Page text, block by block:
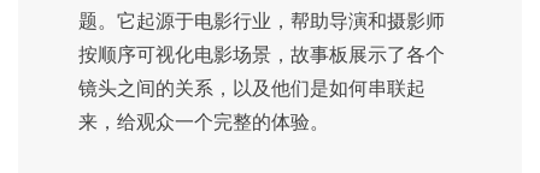
题。它起源于电影行业，帮助导演和摄影师
按顺序可视化电影场景，故事板展示了各个
镜头之间的关系，以及他们是如何串联起
来，给观众一个完整的体验。